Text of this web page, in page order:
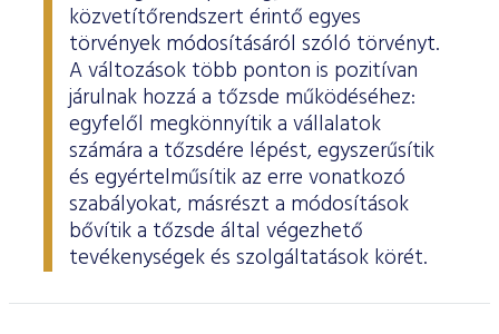
ESG Útmutató
közvetítőrendszert érintő egyes
törvények módosításáról szóló törvényt.
A változások több ponton is pozitívan
járulnak hozzá a tőzsde működéséhez:
egyfelől megkönnyítik a vállalatok
számára a tőzsdére lépést, egyszerűsítik
és egyértelműsítik az erre vonatkozó
szabályokat, másrészt a módosítások
bővítik a tőzsde által végezhető
tevékenységek és szolgáltatások körét.